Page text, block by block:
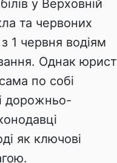
у Верховній
та червоних
1 червня водіям
Однак юрист
по собі
дорожньо-
як ключові